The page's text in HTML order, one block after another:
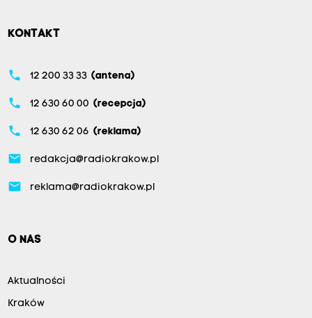
KONTAKT
phone 12 200 33 33 (antena)
phone 12 630 60 00 (recepcja)
phone 12 630 62 06 (reklama)
email redakcja@radiokrakow.pl
email reklama@radiokrakow.pl
O NAS
Aktualności
Kraków